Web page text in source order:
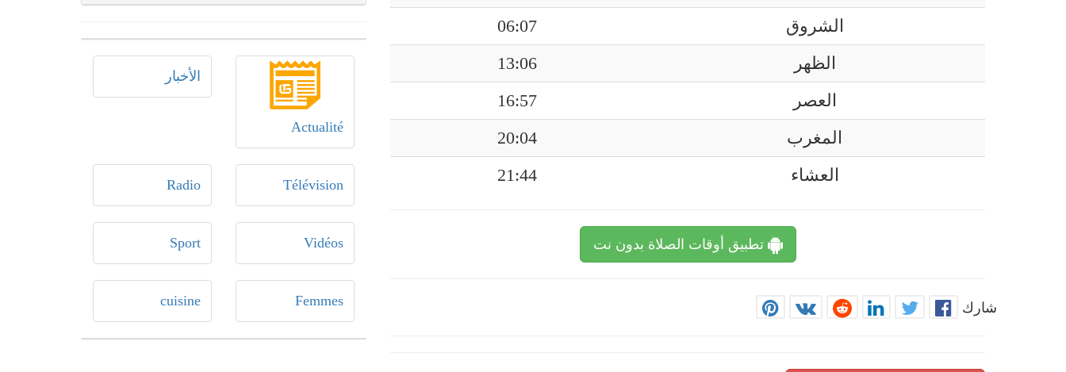
الشروق
06:07
الظهر
13:06
العصر
16:57
المغرب
20:04
العشاء
21:44
تطبيق أوقات الصلاة بدون نت
شارك
Actualité
الأخبار
Télévision
Radio
Vidéos
Sport
Femmes
cuisine